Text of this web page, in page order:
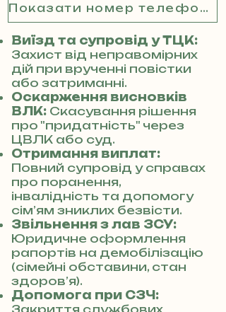
Показати номер телефону
Виїзд та супровід у ТЦК:
Захист від неправомірних
дій при врученні повістки
або затриманні.
Оскарження висновків
ВЛК: Скасування рішення
про "придатність" через
ЦВЛК або суд.
Отримання виплат:
Повний супровід у справах
про поранення,
інвалідність та допомогу
сім’ям зниклих безвісти.
Звільнення з лав ЗСУ:
Юридичне оформлення
рапортів на демобілізацію
(сімейні обставини, стан
здоров’я).
Допомога при СЗЧ:
Закриття службових